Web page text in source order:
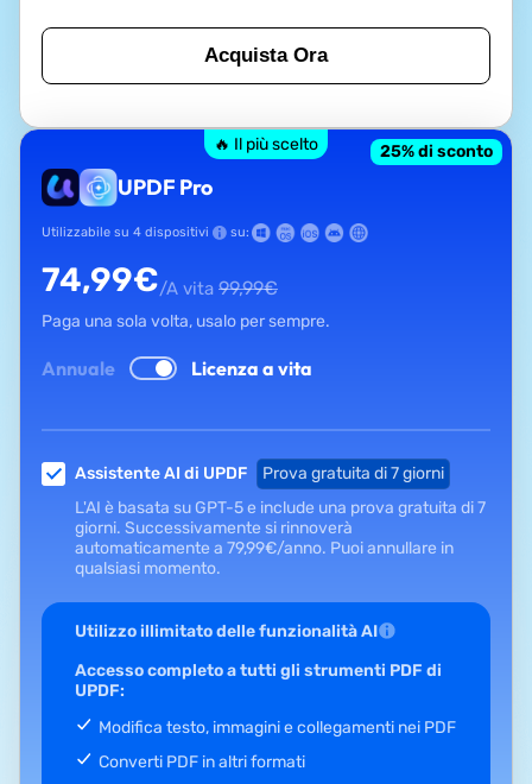
Acquista Ora
🔥 Il più scelto
UPDF Pro
25% di sconto
Utilizzabile su 4 dispositivi su:
74,99€/A vita 99,99€
Paga una sola volta, usalo per sempre.
Annuale Licenza a vita
Assistente AI di UPDF
Prova gratuita di 7 giorni
L'AI è basata su GPT-5 e include una prova gratuita di 7
giorni. Successivamente si rinnoverà
automaticamente a 79,99€/anno. Puoi annullare in
qualsiasi momento.
Utilizzo illimitato delle funzionalità AI
Accesso completo a tutti gli strumenti PDF di
UPDF:
Modifica testo, immagini e collegamenti nei PDF
Converti PDF in altri formati